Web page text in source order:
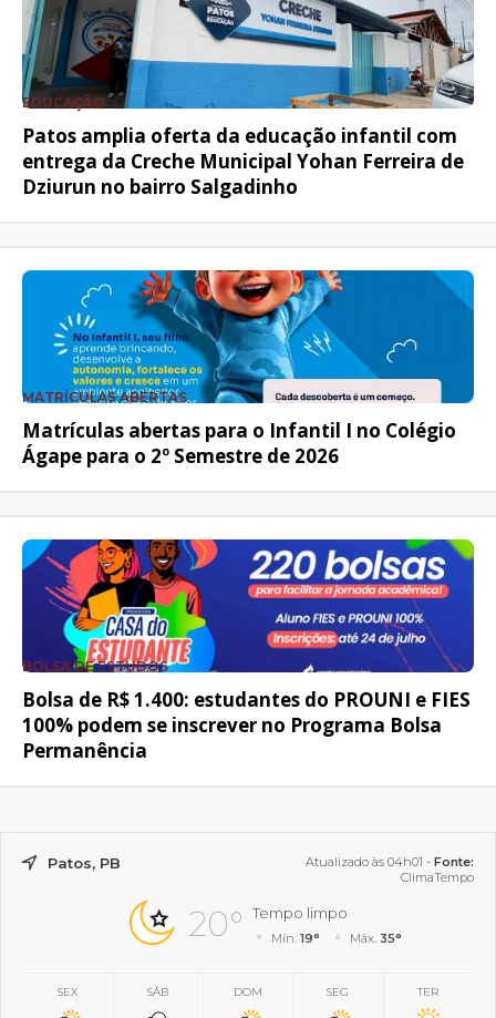
EDUCAÇÃO
Patos amplia oferta da educação infantil com
entrega da Creche Municipal Yohan Ferreira de
Dziurun no bairro Salgadinho
MATRÍCULAS ABERTAS
Matrículas abertas para o Infantil I no Colégio
Ágape para o 2º Semestre de 2026
BOLSA DE ESTUDOS
Bolsa de R$ 1.400: estudantes do PROUNI e FIES
100% podem se inscrever no Programa Bolsa
Permanência
Patos, PB Atualizado às 04h01 - Fonte:
ClimaTempo
20° Tempo limpo
Mín.19° Máx. 35°
SEX SÁB DOM SEG TER